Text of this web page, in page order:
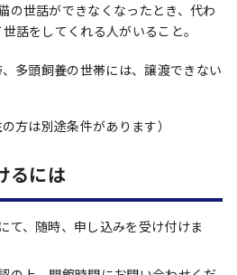
の世話ができなくなったとき、代わ
話をしてくれる人がいること。
、多頭飼養の世帯には、譲渡できない
方は別途条件があります）
るには
て、随時、申し込みを受け付けま